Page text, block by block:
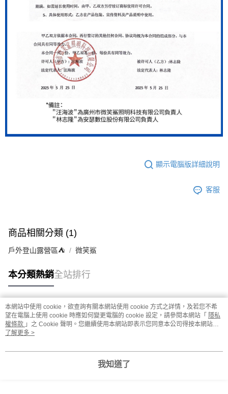
顯示電腦版詳細說明
客服
商品相關分類 (1)
戶外登山露營區⛺️ 微笑鯊
本分類熱銷全站排行
熱門標籤
本網站中使用 cookie，欲查詢有關本網站使用 cookie 方式之詳情，及若您不希
望在電腦上使用 cookie 時應如何變更電腦的 cookie 設定，請參閱本網站「 隱私
權條款 」之 Cookie 聲明。您繼續使用本網站即表示您同意本公司得按本網站使
用條款之 Cookie 聲明使用 cookie。
了解更多 >
我知道了